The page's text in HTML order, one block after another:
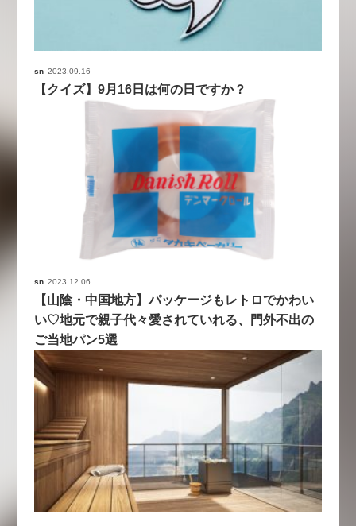
sn 2023.09.16
【クイズ】9月16日は何の日ですか？
sn 2023.12.06
【山陰・中国地方】パッケージもレトロでかわい
い♡地元で親子代々愛されていれる、門外不出の
ご当地パン5選